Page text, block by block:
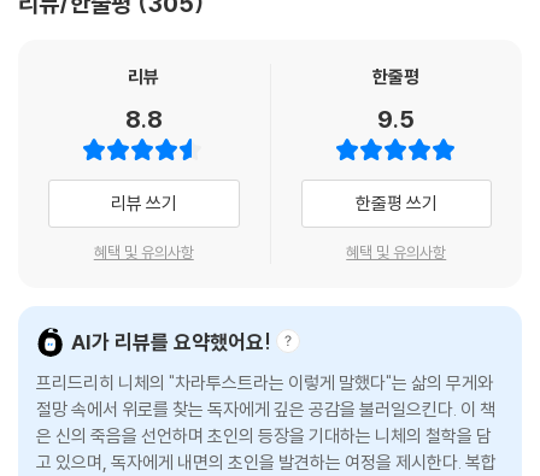
다. “정신도 덕도 지금까지 수백 번 시도하고 수백 번 길을 잃었다. 그렇다.
그는 또 이렇게 말한다. “헛되이 공중으로 날아간 덕을 다시 이 대지 위로
가능성을 열어 주고 하나의 단어로 여러 가지 진실을 말하기 위해서 『차라
투스트라』는 궁극적으로 시가 될 수밖에 없다. 『차라투스트라』는 무엇을
정의하거나 규정하거나 못 박지 않는다. 반대로 끊임없이 되풀이해서 말할
뿐이다. 『차라투스트라』가 운문적인 리듬을 갖게 되는 이유는 바로 이러한
반복과 운맞춤을 사용한 언어유희 때문이며, 그럼으로써 그는 딱딱한 산문
적 질서를 벗어나 춤추는 언어를 노래하는 시인이 되는 것이다.
시인이자 춤추는 자인 차라투스트라의 언어가 생동하는 현장 속으로
『차라투스트라』는 ‘차라투스트라의 머리말’을 포함해 총 4개의 부로 구성
된다. 각 부는 ‘차라투스트라의 가르침’이라는 제목 아래, 장마다 주제를 압
축한 소제목들이 붙어 있다. 하지만 그것은 지루하고 딱딱한 강연이나 설
교가 아니다. 기존의 『차라투스트라』 번역서가 차라투스트라를 ‘현대인을
리뷰
8.8
리뷰 쓰기
혜택 및 유의사항
한줄평
9.5
한줄평 쓰기
혜택 및 유의사항
AI가 리뷰를 요약했어요!
프리드리히 니체의 "차라투스트라는 이렇게 말했다"는 삶의 무게와
절망 속에서 위로를 찾는 독자에게 깊은 공감을 불러일으킨다. 이 책
은 신의 죽음을 선언하며 초인의 등장을 기대하는 니체의 철학을 담
고 있으며, 독자에게 내면의 초인을 발견하는 여정을 제시한다. 복합